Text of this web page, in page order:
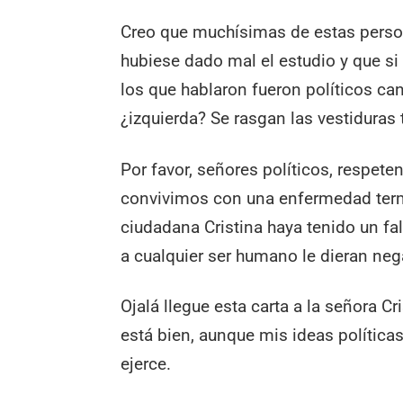
Creo que muchísimas de estas
hubiese dado mal el estudio y que
los que hablaron fueron políticos
¿izquierda? Se rasgan las
Por favor, señores políticos,
convivimos con una enfermedad
ciudadana Cristina haya tenido un
a cualquier ser humano le dieran
Ojalá llegue esta carta a la señora
está bien, aunque mis ideas
ejerce.